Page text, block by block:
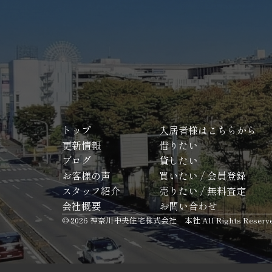
トップ
更新情報
ブログ
お客様の声
スタッフ紹介
会社概要
入居者様はこちらから
借りたい
貸したい
買いたい / 会員登録
売りたい / 無料査定
お問い合わせ
© 2026 神奈川中央住宅株式会社 本社 All Rights